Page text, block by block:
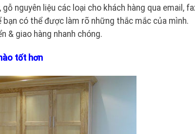
, gỗ nguyên liệu các loại cho khách hàng qua email,
có thể được làm rõ những thắc mắc của mình.
& giao hàng nhanh chóng.
tốt hơn